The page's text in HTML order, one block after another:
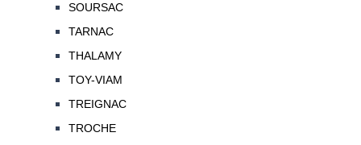
SOURSAC
TARNAC
THALAMY
TOY-VIAM
TREIGNAC
TROCHE